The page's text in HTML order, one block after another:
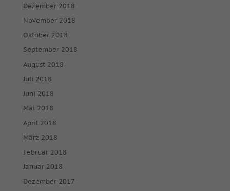
Dezember 2018
November 2018
Oktober 2018
September 2018
August 2018
Juli 2018
Juni 2018
Mai 2018
April 2018
März 2018
Februar 2018
Januar 2018
Dezember 2017